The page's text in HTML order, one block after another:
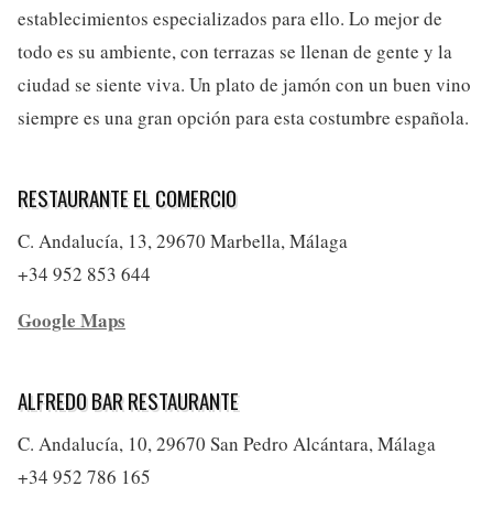
establecimientos especializados para ello. Lo mejor de
todo es su ambiente, con terrazas se llenan de gente y la
ciudad se siente viva. Un plato de jamón con un buen vino
siempre es una gran opción para esta costumbre española.
RESTAURANTE EL COMERCIO
C. Andalucía, 13, 29670 Marbella, Málaga
+34 952 853 644
Google Maps
ALFREDO BAR RESTAURANTE
C. Andalucía, 10, 29670 San Pedro Alcántara, Málaga
+34 952 786 165